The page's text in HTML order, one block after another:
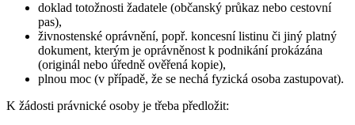
doklad totožnosti žadatele (občanský průkaz nebo cestovní
pas),
živnostenské oprávnění, popř. koncesní listinu či jiný platný
dokument, kterým je oprávněnost k podnikání prokázána
(originál nebo úředně ověřená kopie),
plnou moc (v případě, že se nechá fyzická osoba zastupovat).
K žádosti právnické osoby je třeba předložit: